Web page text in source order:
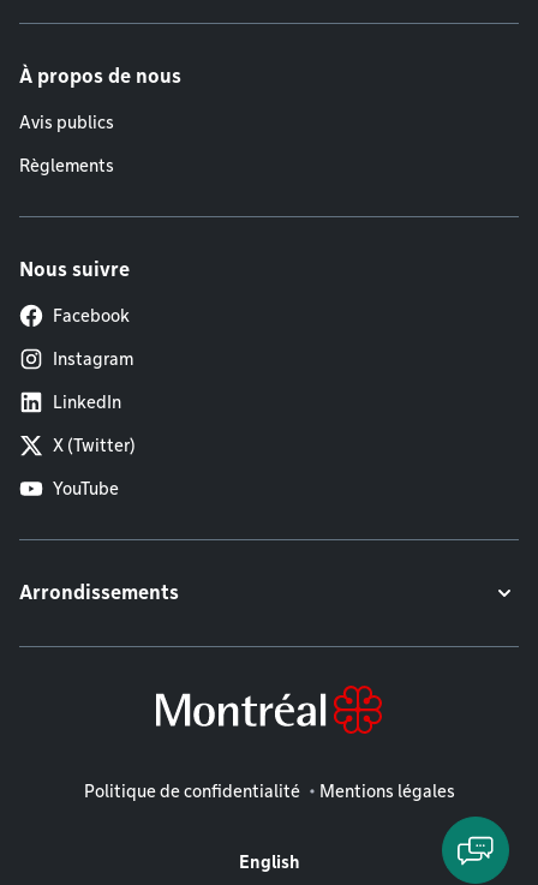
À propos de nous
Avis publics
Règlements
Nous suivre
Facebook
Instagram
LinkedIn
X (Twitter)
YouTube
Arrondissements
Mentions légales
Politique de confidentialité Mentions légales
English